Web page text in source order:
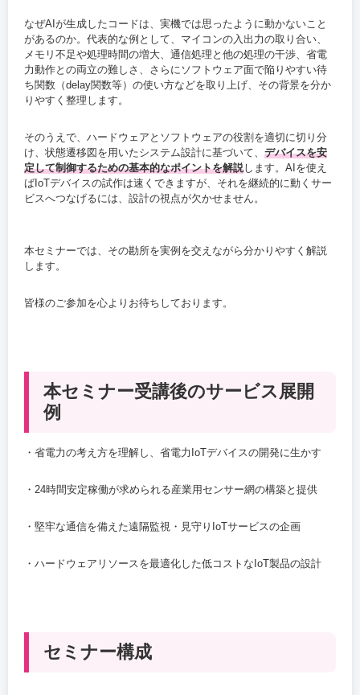
なぜAIが生成したコードは、実機では思ったように動かないこと
があるのか。代表的な例として、マイコンの入出力の取り合い、
メモリ不足や処理時間の増大、通信処理と他の処理の干渉、省電
力動作との両立の難しさ、さらにソフトウェア面で陥りやすい待
ち関数（delay関数等）の使い方などを取り上げ、その背景を分か
りやすく整理します。
そのうえで、ハードウェアとソフトウェアの役割を適切に切り分
け、状態遷移図を用いたシステム設計に基づいて、 デバイスを安
定して制御するための基本的なポイントを解説します。AIを使え
ばIoTデバイスの試作は速くできますが、それを継続的に動くサー
ビスへつなげるには、設計の視点が欠かせません。
本セミナーでは、その勘所を実例を交えながら分かりやすく解説
します。
皆様のご参加を心よりお待ちしております。
本セミナー受講後のサービス展開
例
・省電力の考え方を理解し、省電力IoTデバイスの開発に生かす
・24時間安定稼働が求められる産業用センサー網の構築と提供
・堅牢な通信を備えた遠隔監視・見守りIoTサービスの企画
・ハードウェアリソースを最適化した低コストなIoT製品の設計
セミナー構成